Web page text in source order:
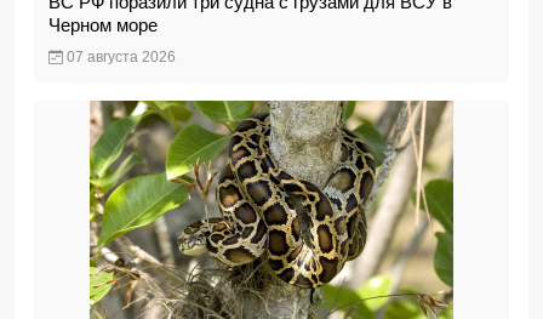
Черном море
07 августа 2026